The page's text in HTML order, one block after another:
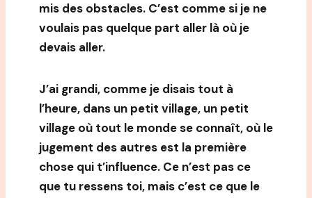
mis des obstacles. C’est comme si je ne
voulais pas quelque part aller là où je
devais aller.
J’ai grandi, comme je disais tout à
l’heure, dans un petit village, un petit
village où tout le monde se connaît, où le
jugement des autres est la première
chose qui t’influence. Ce n’est pas ce
que tu ressens toi, mais c’est ce que le